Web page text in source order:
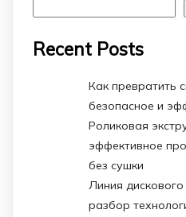
Recent Posts
Как превратить
безопасное и
Роликовая
эффективное
без сушки
Линия
разбор